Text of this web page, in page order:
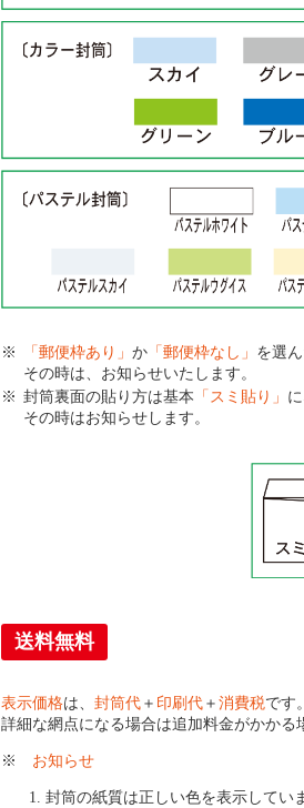
「郵便枠あり」 か 「郵便枠なし」 を選
その時は、お知らせいたします。
封筒裏面の貼り方は基本 「スミ貼り」
その時はお知らせします。
送料無料
表示価格は、 封筒代 ＋ 印刷代 ＋ 消費税です
詳細な網点になる場合は追加料金がかかる
※ お知らせ
封筒の紙質は正しい色を表示してい